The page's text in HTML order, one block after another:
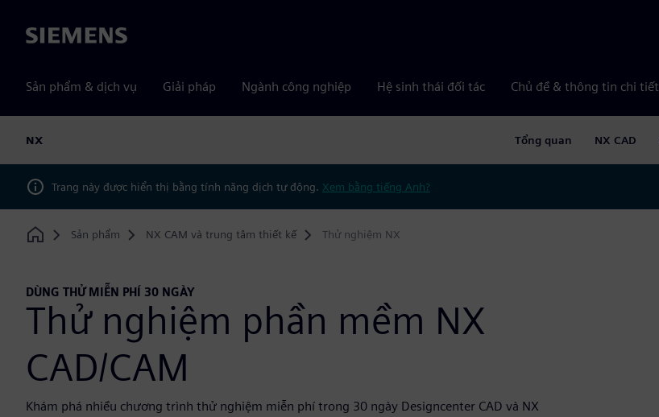
Siemens
Sản phẩm & dịch vụ Giải pháp Ngành công nghiệp Hệ sinh thái đối tác Chủ đề & thông tin chi tiết
NX Tổng quan NX CAD
Trang này được hiển thị bằng tính năng dịch tự động. Xem bằng tiếng Anh?
Home
Sản phẩm NX CAM và trung tâm thiết kế Thử nghiệm NX
DÙNG THỬ MIỄN PHÍ 30 NGÀY
Thử nghiệm phần mềm NX
CAD/CAM
Khám phá nhiều chương trình thử nghiệm miễn phí trong 30 ngày Designcenter CAD và NX